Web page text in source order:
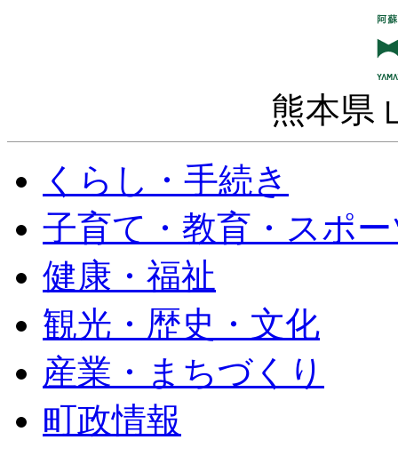
熊本県
くらし・手続き
子育て・教育・スポ
健康・福祉
観光・歴史・文化
産業・まちづくり
町政情報